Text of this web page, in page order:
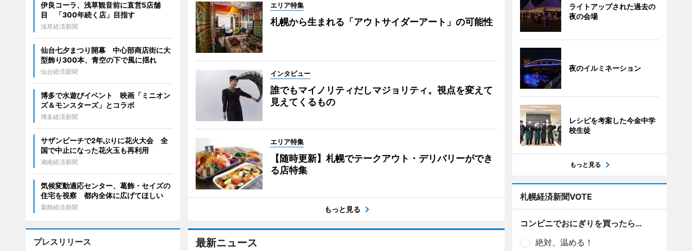
エリア特集
札幌から生まれる「アウトサイダーアート」の可能性
インタビュー
誰でもマイノリティだしマジョリティ。視点を変えて
見えてくるもの
エリア特集
【随時更新】札幌でテークアウト・デリバリーができ
る店特集
もっと見る
最新ニュース
伊良コーラ、浅草観音前に直営5店舗
目 「300年続く店」目指す
浅草経済新聞
仙台七夕まつり開幕 中心部商店街に大
型飾り300本、青空の下で風に揺れ
仙台経済新聞
博多で水遊びイベント 映画「ミニオン
ズ＆モンスターズ」とコラボ
博多経済新聞
サザンビーチで2年ぶりに花火大会 全
国で中止になった花火玉も再利用
湘南経済新聞
気候変動適応センター、葛飾・セイズの
住宅を視察 都内全体に広げてほしい
葛飾経済新聞
プレスリリース
ライトアップされた過去の
夜の会場
夜のイルミネーション
レシピを考案した今金中学
校生徒
もっと見る
札幌経済新聞VOTE
コンビニでおにぎりを買ったら…
絶対、温める！